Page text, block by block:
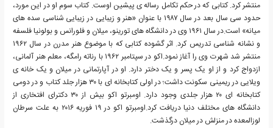
منتشر کرد. کتابی که در حکم تکامل رساله ی پیشین اوست. کتاب سوم او در این مورد،
حدود سی سال بعد در سال ۱۹۸۷ با عنوان «هنر و زیبایی در زیبایی شناسی سده های
میانه» است.در سال ۱۹۶۱ وی در دانشگاه های تورینو، میلان و فلورانس و بولونیا فلسفه
و نشانه شناسی تدریس کرد. اثر گشوده کتابی که با موضوع هنر مدرن در سال ۱۹۶۲
منتشر شد شهرت وی را آغاز نمود.اکو در سپتامبر ۱۹۶۲ با رناته رامگه، معلم هنر آلمانی،
ازدواج کرد و از او یک پسر و یک دختر دارد. او در آپارتمانی در میلان و یک خانه ی
ویلایی در ریمینی سکونت داشت؛ در اولی کتابخانه ای با ۳۰ هزار جلد کتاب و در دومی
کتابخانه ای ۲۰ هزار جلدی وجود دارد. اومبرتو اکو بیش از ۳۰ دکترای افتخاری از
دانشگاه های مختلف دنیا دریافت کرد.اومبرتو اکو در ۱۹ فوریه ۲۰۱۶ به علت سرطان
لوزالمعده در منزلش در میلان درگذشت.